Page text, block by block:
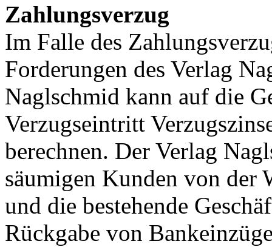
Zahlungsverzug
Im Falle des
Forderungen des Verlag
Naglschmid kann auf die
Verzugseintritt
berechnen. Der Verlag
säumigen Kunden von der
und die bestehende
Rückgabe von